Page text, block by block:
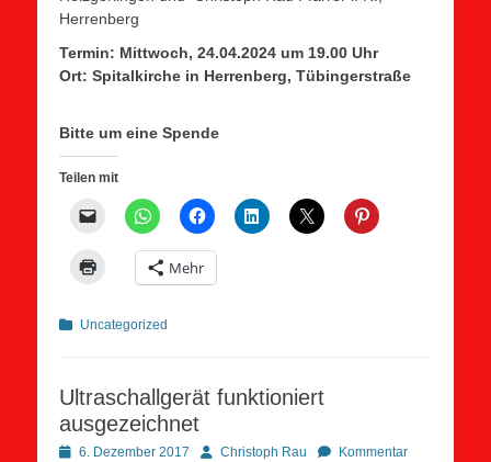
Herrenberg
Termin: Mittwoch, 24.04.2024 um 19.00 Uhr
Ort: Spitalkirche in Herrenberg, Tübingerstraße
Bitte um eine Spende
Teilen mit
Mehr
Kategorien
Uncategorized
Ultraschallgerät funktioniert
ausgezeichnet
Posted6. Dezember 2017 AutorChristoph Rau
Kommentar